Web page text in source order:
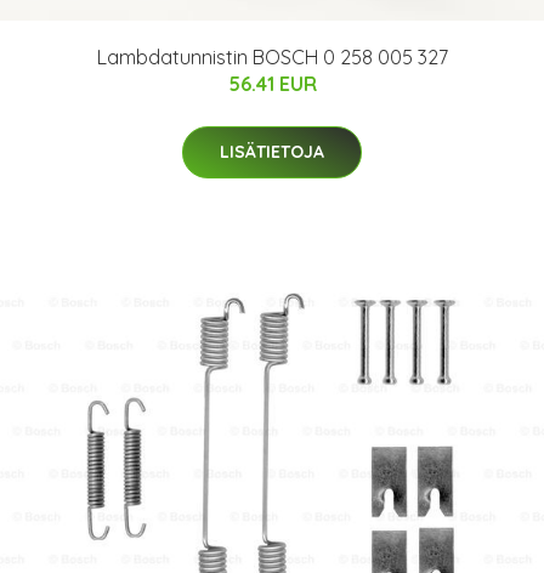
Lambdatunnistin BOSCH 0 258 005 327
56.41 EUR
LISÄTIETOJA